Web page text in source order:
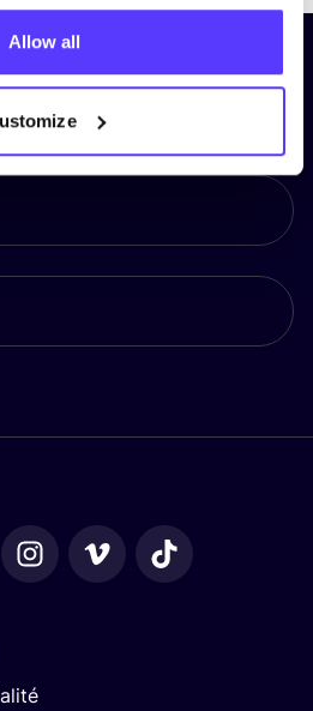
Allow all
à notre lettre
restez informé !